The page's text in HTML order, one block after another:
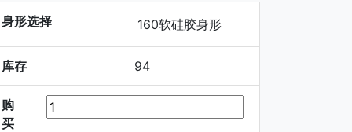
身形选择 160软硅胶身形
库存 94
购
买